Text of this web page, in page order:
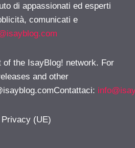
di appassionati ed esperti
comunicati e
the IsayBlog! network. For
and other
:
(UE)